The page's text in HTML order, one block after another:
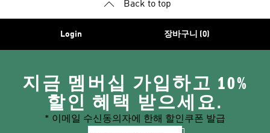
Back to top
Login 장바구니 (0)
지금 멤버십 가입하고 10%
할인 혜택 받으세요.
* 이메일 수신동의자에 한해 할인쿠폰 발급